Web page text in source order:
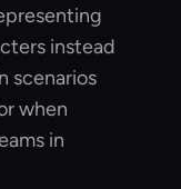
instead
scenarios
when
in